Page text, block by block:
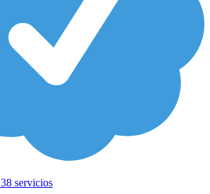
38 servicios